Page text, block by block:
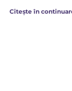
Citește în